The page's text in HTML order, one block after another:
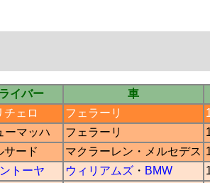
ライバー
車
チェロ フェラーリ
ーマッハ フェラーリ
サード マクラーレン ・ メルセデス
トーヤ ウィリアムズ ・ BMW